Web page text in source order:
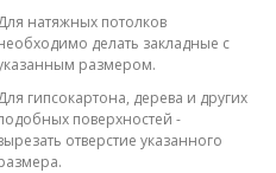
натяжных потолков
делать закладные с
размером.
гипсокартона, дерева и других
поверхностей -
отверстие указанного